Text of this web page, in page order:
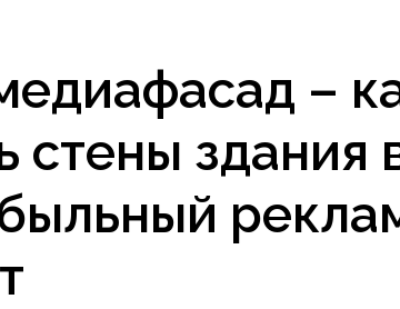
–
стены здания